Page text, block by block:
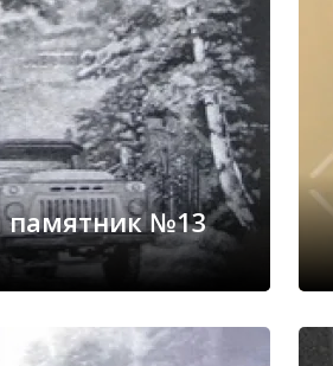
памятник №13